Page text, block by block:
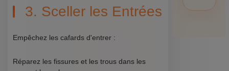
3. Sceller les Entrées
Empêchez les cafards d'entrer :
Réparez les fissures et les trous dans les